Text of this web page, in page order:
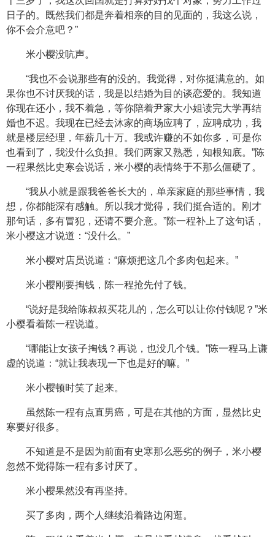
日子的。既然我们都是奔着相亲的目的见面的，我这么说，
你不会介意吧？”
米小樱没吭声。
“我也不会说那些有的没的。我觉得，对你挺满意的。如
果你也不讨厌我的话，我是以结婚为目的谈恋爱的。我知道
你现在还小，我不着急，等你陪着尹家大小姐读完大学再结
婚也不迟。我现在已经去沐家的商场应聘了，应聘成功，我
就是楼层经理，年薪几十万。我或许赚的不如你多，可是你
也看到了，我没什么负担。我们两家又熟悉，知根知底。”陈
一程果然比史寒会说话，米小樱的表情终于不那么僵硬了。
“我从小就是跟我爸爸长大的，单亲家庭的那些事情，我
想，你都能深有感触。所以我才觉得，我们挺合适的。刚才
那句话，多有冒犯，还请不要介意。”陈一程补上了这句话，
米小樱这才说道：“没什么。”
米小樱对店员说道：“麻烦把这几个多肉包起来。”
米小樱刚要掏钱，陈一程抢先付了钱。
“说好是我给陈叔叔买花儿的，怎么可以让你付钱呢？”米
小樱看着陈一程说道。
“哪能让女孩子掏钱？再说，也没几个钱。”陈一程马上谦
虚的说道：“就让我表现一下也是好的嘛。”
米小樱顿时笑了起来。
虽然陈一程有点直男癌，可是在其他的方面，显然比史
寒要好很多。
不知道是不是因为前面有史寒那么恶劣的例子，米小樱
忽然不觉得陈一程有多讨厌了。
米小樱果然没有再坚持。
买了多肉，两个人继续沿着路边闲逛。